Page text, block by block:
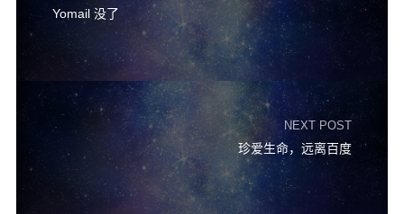
Yomail 没了
NEXT POST
珍爱生命，远离百度